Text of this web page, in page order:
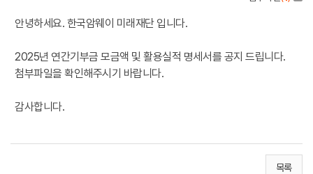
안녕하세요. 한국암웨이 미래재단 입니다.
2025년 연간기부금 모금액 및 활용실적 명세서를 공지 드립니다.
첨부파일을 확인해주시기 바랍니다.
감사합니다.
목록